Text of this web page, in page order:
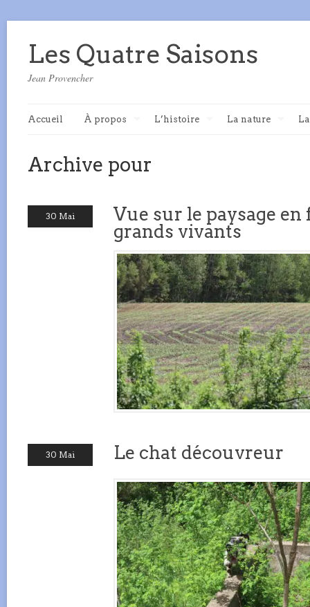
Les Quatre Saisons
Jean Provencher
Accueil À propos L’histoire La nature
Archive pour
30 Mai
Vue sur le paysage en
grands vivants
30 Mai Le chat découvreur